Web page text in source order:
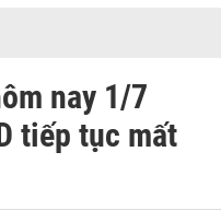
nay 1/7
tiếp tục mất